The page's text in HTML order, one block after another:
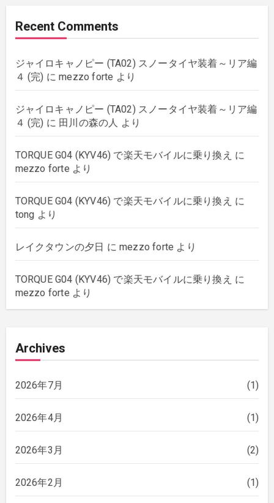
plants
rebuilding (6)
wordpress
Recent Comments
ジャイロキャノピー (TA02) スノータイヤ装着～リア編
４ (完) にmezzo forte より
ジャイロキャノピー (TA02) スノータイヤ装着～リア編
４ (完) に 田川の森の人 より
TORQUE G04 (KYV46) で楽天モバイルに乗り換え に
mezzo forteより
TORQUE G04 (KYV46) で楽天モバイルに乗り換え に
tong より
レイクタウンの夕日 にmezzo forte より
TORQUE G04 (KYV46) で楽天モバイルに乗り換え に
mezzo forteより
Archives
2026年7月 (1)
2026年4月 (1)
2026年3月 (2)
2026年2月 (1)